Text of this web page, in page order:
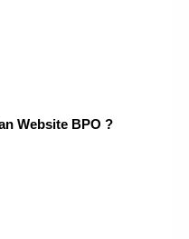
Website BPO ?